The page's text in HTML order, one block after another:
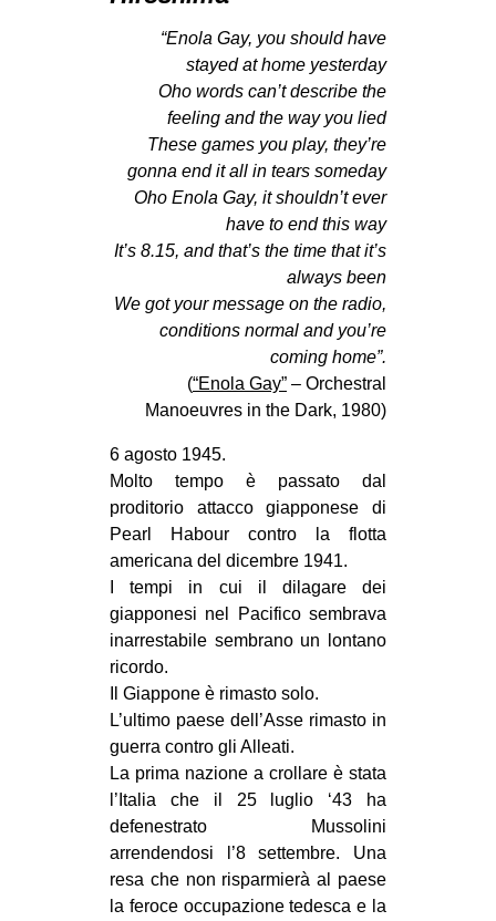
MOBILITAZIONI
SPAZI
SPORT POPOLARE
MOVIMENTI
AMBIENTE
ANTIFASCISMO
DIRITTO ALL’ABITARE
MIGRAZIONI
PRECARIATO
STUDENTI
CULTURE
ARTE
CINEMA
MANIFESTI
INTERNAZIONALE
AFRICA
ESTREMO ORIENTE
EUROPA
“Enola Gay, you should have
stayed at home yesterday
Oho words can’t describe the
feeling and the way you lied
These games you play, they’re
gonna end it all in tears someday
Oho Enola Gay, it shouldn’t ever
have to end this way
It’s 8.15, and that’s the time that it’s
always been
We got your message on the radio,
conditions normal and you’re
coming home”.
(“Enola Gay” – Orchestral
Manoeuvres in the Dark, 1980)
6 agosto 1945.
Molto tempo è passato dal
proditorio attacco giapponese di
Pearl Habour contro la flotta
americana del dicembre 1941.
I tempi in cui il dilagare dei
giapponesi nel Pacifico sembrava
inarrestabile sembrano un lontano
ricordo.
Il Giappone è rimasto solo.
L’ultimo paese dell’Asse rimasto in
guerra contro gli Alleati.
La prima nazione a crollare è stata
l’Italia che il 25 luglio ‘43 ha
defenestrato Mussolini
arrendendosi l’8 settembre. Una
resa che non risparmierà al paese
la feroce occupazione tedesca e la